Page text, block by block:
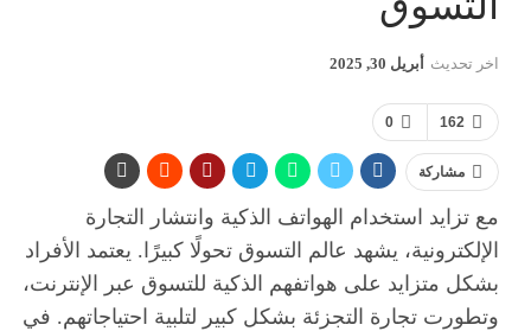
اخر تحديث أبريل 30, 2025
0 162
مشاركة
مع تزايد استخدام الهواتف الذكية وانتشار التجارة
الإلكترونية، يشهد عالم التسوق تحولًا كبيرًا. يعتمد الأفراد
بشكل متزايد على هواتفهم الذكية للتسوق عبر الإنترنت،
وتطورت تجارة التجزئة بشكل كبير لتلبية احتياجاتهم. في